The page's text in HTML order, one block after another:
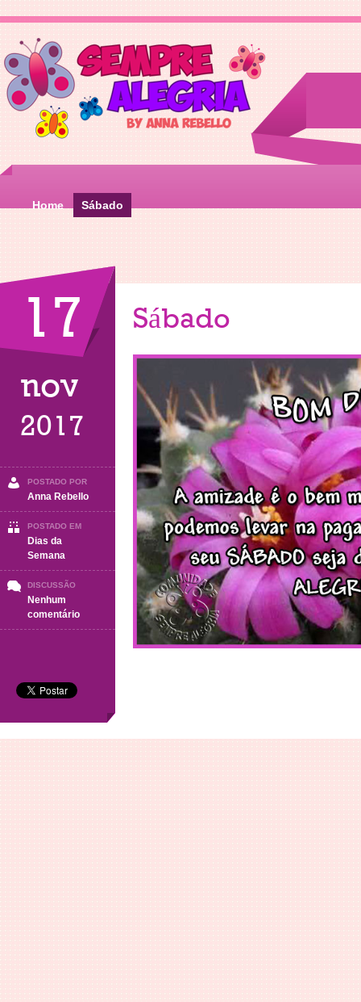
Home Sábado
17
nov
2017
POSTADO POR
Anna Rebello
POSTADO EM
Dias da
Semana
DISCUSSÃO
Nenhum
comentárioem
Sábado
Sábado